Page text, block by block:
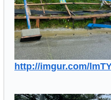
http://imgur.com/